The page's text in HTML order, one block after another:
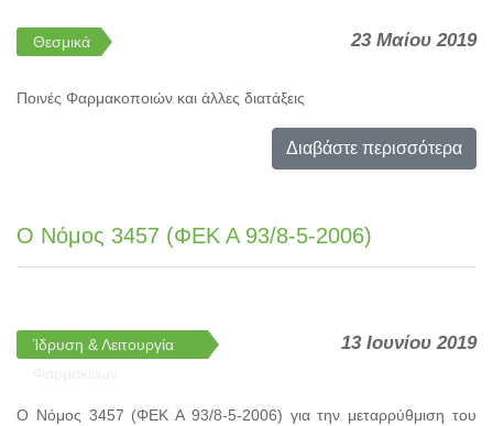
Θεσμικά 23 Μαίου 2019
Ποινές Φαρμακοποιών και άλλες διατάξεις
Διαβάστε περισσότερα
Ο Νόμος 3457 (ΦΕΚ Α 93/8-5-2006)
Ίδρυση & Λειτουργία
13 Ιουνίου 2019
Ο Νόμος 3457 (ΦΕΚ Α 93/8-5-2006) για την μεταρρύθμιση του